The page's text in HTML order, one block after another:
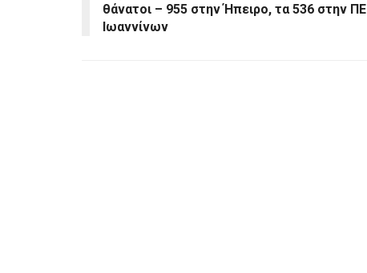
θάνατοι – 955 στην Ήπειρο, τα 536 στην ΠΕ
Ιωαννίνων